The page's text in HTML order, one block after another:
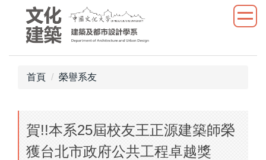
首頁 榮譽系友
賀!!本系25屆校友王正源建築師榮
獲台北市政府公共工程卓越獎